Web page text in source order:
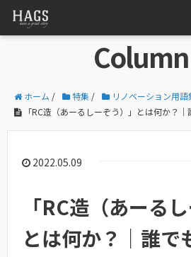
Column
ホーム / 特集 / リノベーション用語
「RC造（あーるしーぞう）」とは何か？
2022.05.09
「RC造（あーる
とは何か？｜誰で